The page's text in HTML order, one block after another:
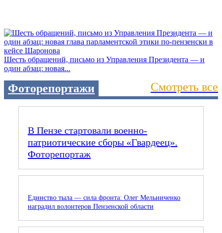
Шесть обращений, письмо из Управления Президента — и
один абзац: новая...
Фоторепортажи Смотреть все
В Пензе стартовали военно-
патриотические сборы «Гвардеец».
Фоторепортаж
Единство тыла — сила фронта: Олег Мельниченко
наградил волонтеров Пензенской области